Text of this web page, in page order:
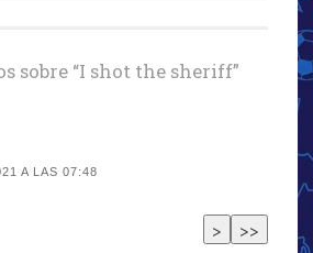
sobre “I shot the sheriff”
A LAS 07:48